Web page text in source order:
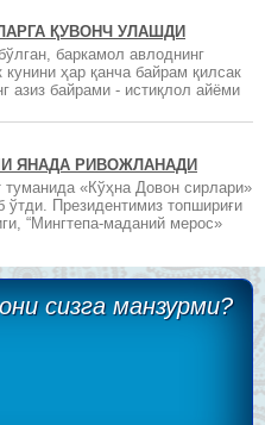
ҚУВОНЧ УЛАШДИ
баркамол авлоднинг
ҳар қанча байрам қилсак
азиз байрами - истиқлол айёми
ЯНАДА РИВОЖЛАНАДИ
«Кўҳна Довон сирлари»
ўтди. Президентимиз топшириғи
“Мингтепа-маданий мерос»
сизга манзурми?